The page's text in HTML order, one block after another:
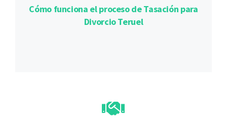
Cómo funciona el proceso de Tasación para
Divorcio Teruel